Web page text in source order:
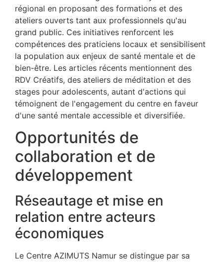
régional en proposant des formations et des
ateliers ouverts tant aux professionnels qu'au
grand public. Ces initiatives renforcent les
compétences des praticiens locaux et sensibilisent
la population aux enjeux de santé mentale et de
bien-être. Les articles récents mentionnent des
RDV Créatifs, des ateliers de méditation et des
stages pour adolescents, autant d'actions qui
témoignent de l'engagement du centre en faveur
d'une santé mentale accessible et diversifiée.
Opportunités de
collaboration et de
développement
Réseautage et mise en
relation entre acteurs
économiques
Le Centre AZIMUTS Namur se distingue par sa